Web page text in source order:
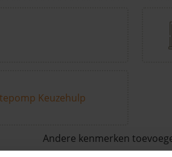
Keuzehulp
Andere kenmerken